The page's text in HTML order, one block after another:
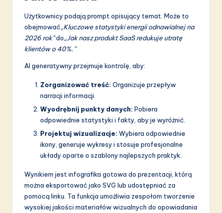
Użytkownicy podają prompt opisujący temat. Może to
obejmować„Kluczowe statystyki energii odnawialnej na
2026 rok”do„Jak nasz produkt SaaS redukuje utratę
klientów o 40%.”
AI generatywny przejmuje kontrolę, aby:
Zorganizować treść: Organizuje przepływ
narracji informacji.
Wyodrębnij punkty danych: Pobiera
odpowiednie statystyki i fakty, aby je wyróżnić.
Projektuj wizualizacje: Wybiera odpowiednie
ikony, generuje wykresy i stosuje profesjonalne
układy oparte o szablony najlepszych praktyk.
Wynikiem jest infografika gotowa do prezentacji, którą
można eksportować jako SVG lub udostępniać za
pomocą linku. Ta funkcja umożliwia zespołom tworzenie
wysokiej jakości materiałów wizualnych do opowiadania